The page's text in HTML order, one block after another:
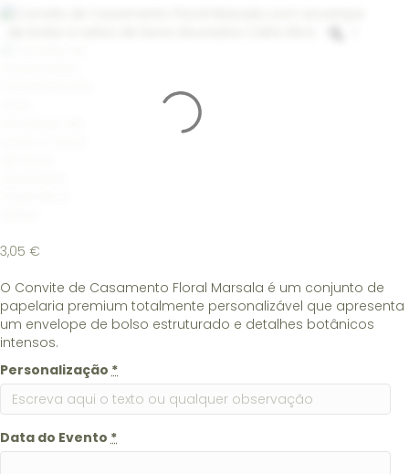
3,05 €
O Convite de Casamento Floral Marsala é um conjunto de
papelaria premium totalmente personalizável que apresenta
um envelope de bolso estruturado e detalhes botânicos
intensos.
Personalização *
Data do Evento *